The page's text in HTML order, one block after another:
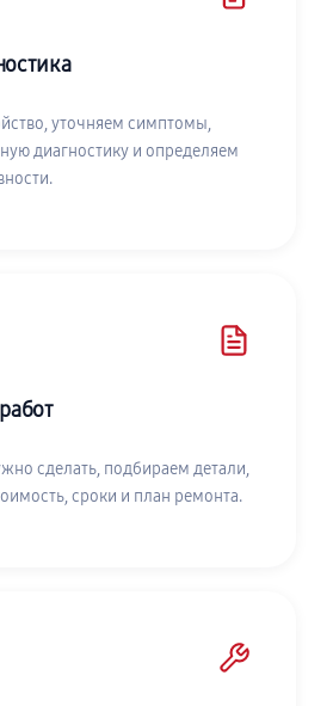
уточняем симптомы,
диагностику и определяем
сделать, подбираем детали,
сроки и план ремонта.